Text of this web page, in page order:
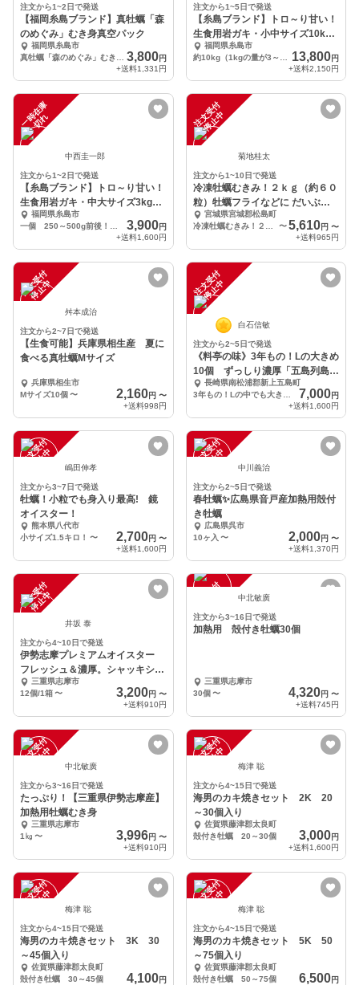
注文から1~2日で発送
【福岡糸島ブランド】真牡蠣「森
のめぐみ」むき身真空パック
福岡県糸島市
3,800円
+送料1,331円
注文から1~5日で発送
【糸島ブランド】トロ～り甘い！
生食用岩ガキ・小中サイズ10kg
セット
福岡県糸島市
13,800円
+送料2,150円
一
時
在
庫
切
れ
中西圭一郎
注文から1~2日で発送
【糸島ブランド】トロ～り甘い！
生食用岩ガキ・中大サイズ3kgセ
ット（9個前後）
福岡県糸島市
3,900円
+送料1,600円
注
文
受
付
停
止
中
菊地桂太
注文から1~10日で発送
冷凍牡蠣むきみ！２ｋｇ（約６０
粒）牡蠣フライなどに だいぶ旨
いやつですよ。牡蠣
宮城県宮城郡松島町
〜5,610円 〜
+送料965円
注
文
受
付
停
止
中
舛本成治
注文から2~7日で発送
【生食可能】兵庫県相生産 夏に
食べる真牡蠣Mサイズ
兵庫県相生市
Mサイズ10個 〜 2,160円 〜
+送料998円
注
文
受
付
停
止
中
白石信敏
注文から2~5日で発送
《料亭の味》3年もの！Lの大きめ
10個 ずっしり濃厚「五島列島」
岩牡蠣(生食用)
長崎県南松浦郡新上五島町
7,000円
+送料1,600円
注
文
受
付
停
止
中 嶋田伸孝
注文から3~7日で発送
牡蠣！小粒でも身入り最高! 鏡
オイスター！
熊本県八代市
小サイズ1.5キロ！ 〜 2,700円 〜
+送料1,600円
注
文
受
付
停
止
中 中川義治
注文から2~5日で発送
春牡蠣✨広島県音戸産加熱用殻付
き牡蠣
広島県呉市
10ヶ入 〜 2,000円 〜
+送料1,370円
注
文
受
付
停
止
中
井坂 泰
注文から4~10日で発送
伊勢志摩プレミアムオイスター
フレッシュ＆濃厚。シャッキシャ
キ食感
三重県志摩市
12個/1箱〜 3,200円 〜
+送料910円
注
文
受
付
停
止 中北敏廣
注文から3~16日で発送
加熱用 殻付き牡蠣30個
三重県志摩市
30個 〜 4,320円 〜
+送料745円
注
文
受
付
停
止
中 中北敏廣
注文から3~16日で発送
たっぷり！【三重県伊勢志摩産】
加熱用牡蠣むき身
三重県志摩市
1㎏ 〜 3,996円 〜
+送料910円
注
文
受
付
停
止
中 梅津 聡
注文から4~15日で発送
海男のカキ焼きセット 2K 20
～30個入り
佐賀県藤津郡太良町
殻付き牡蠣 20～30個
3,000円
+送料1,600円
注
文
受
付
停
止
中 梅津 聡
注文から4~15日で発送
海男のカキ焼きセット 3K 30
～45個入り
佐賀県藤津郡太良町
殻付き牡蠣 30～45個
4,100円
注
文
受
付
停
止
中 梅津 聡
注文から4~15日で発送
海男のカキ焼きセット 5K 50
～75個入り
佐賀県藤津郡太良町
殻付き牡蠣 50～75個
6,500円